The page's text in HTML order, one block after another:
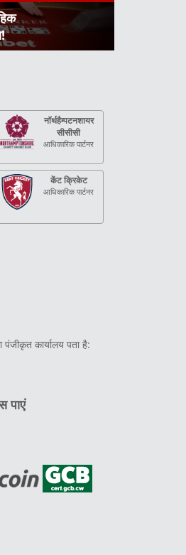
नॉर्थहैम्पटनशायर
सीसीसी
आधिकारिक पार्टनर
केंट क्रिकेट
आधिकारिक पार्टनर
कार्यालय पता है:
पाएं